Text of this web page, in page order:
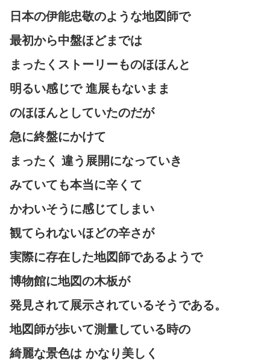
日本の伊能忠敬のような地図師で
最初から中盤ほどまでは
まったくストーリーものほほんと
明るい感じで 進展もないまま
のほほんとしていたのだが
急に終盤にかけて
まったく 違う展開になっていき
みていても本当に辛くて
かわいそうに感じてしまい
観てられないほどの辛さが
実際に存在した地図師であるようで
博物館に地図の木板が
発見されて展示されているそうである。
地図師が歩いて測量している時の
綺麗な景色は かなり美しく